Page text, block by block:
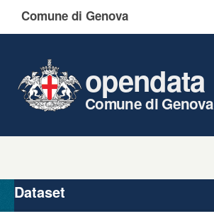
Comune di Genova
opendata
Comune di Genova
Organizzazioni
Gruppi
Dataset